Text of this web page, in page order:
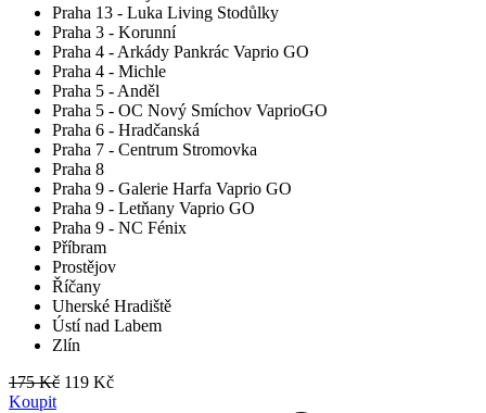
Praha 13 - Luka Living Stodůlky
Praha 3 - Korunní
Praha 4 - Arkády Pankrác Vaprio GO
Praha 4 - Michle
Praha 5 - Anděl
Praha 5 - OC Nový Smíchov VaprioGO
Praha 6 - Hradčanská
Praha 7 - Centrum Stromovka
Praha 8
Praha 9 - Galerie Harfa Vaprio GO
Praha 9 - Letňany Vaprio GO
Praha 9 - NC Fénix
Příbram
Prostějov
Říčany
Uherské Hradiště
Ústí nad Labem
Zlín
175 Kč 119 Kč
Koupit